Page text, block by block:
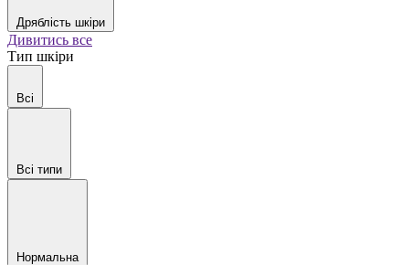
Дряблість шкіри
Дивитись все
Тип шкіри
Всі
Всі типи
Нормальна